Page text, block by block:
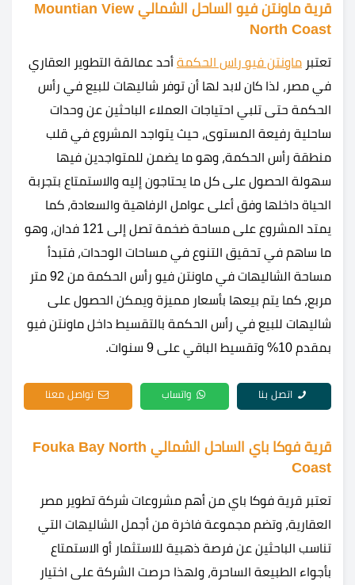
قرية ماونتن فيو الساحل الشمالي Mountian View
North Coast
تعتبر ماونتن فيو راس الحكمة أحد عمالقة التطوير العقاري
في مصر، لذا كان لابد لها أن توفر شاليهات للبيع في رأس
الحكمة حتى تلبي احتياجات العملاء الباحثين عن وحدات
ساحلية رفيعة المستوى، حيث يتواجد المشروع في قلب
منطقة رأس الحكمة، وهو ما يضمن للمتواجدين فيها
سهولة الحصول على كل ما يحتاجون إليه والاستمتاع بتجربة
الحياة داخلها وفق أعلى عوامل الرفاهية والسعادة، كما
يمتد المشروع على مساحة ضخمة تصل إلى 121 فدان، وهو
ما ساهم في تحقيق التنوع في مساحات الوحدات، فتبدأ
مساحة الشاليهات في ماونتن فيو رأس الحكمة من 92 متر
مربع، كما يتم بيعها بأسعار مميزة ويمكن الحصول على
شاليهات للبيع في رأس الحكمة بالتقسيط داخل ماونتن فيو
بمقدم 10% وتقسيط الباقي على 9 سنوات.
اتصل بنا واتساب تواصل معنا
قرية فوكا باي الساحل الشمالي Fouka Bay North
Coast
تعتبر قرية فوكا باي من أهم مشروعات شركة تطوير مصر
العقارية، وتضم مجموعة فاخرة من أجمل الشاليهات التي
تناسب الباحثين عن فرصة ذهبية للاستثمار أو الاستمتاع
بأجواء الطبيعة الساحرة، ولهذا حرصت الشركة على اختيار